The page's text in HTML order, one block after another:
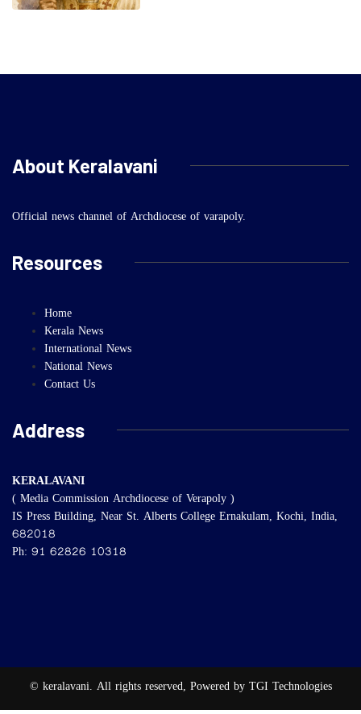
About Keralavani
Official news channel of Archdiocese of varapoly.
Resources
Home
Kerala News
International News
National News
Contact Us
Address
KERALAVANI
( Media Commission Archdiocese of Verapoly )
IS Press Building, Near St. Alberts College Ernakulam, Kochi, India,
682018
Ph: 91 62826 10318
© keralavani. All rights reserved, Powered by TGI Technologies